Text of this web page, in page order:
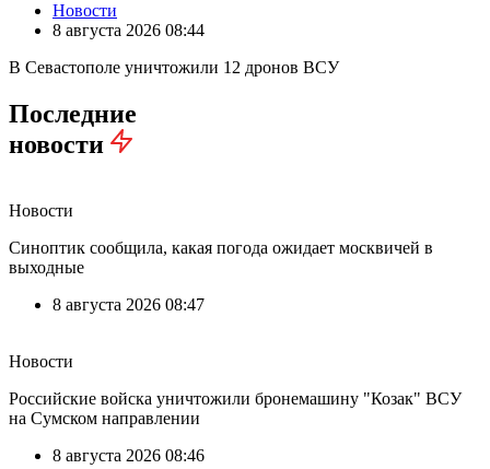
Новости
8 августа 2026 08:44
В Севастополе уничтожили 12 дронов ВСУ
Последние
новости
Новости
Синоптик сообщила, какая погода ожидает москвичей в
выходные
8 августа 2026 08:47
Новости
Российские войска уничтожили бронемашину "Козак" ВСУ
на Сумском направлении
8 августа 2026 08:46